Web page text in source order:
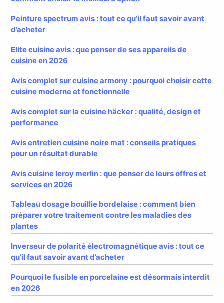
Peinture spectrum avis : tout ce qu’il faut savoir avant
d’acheter
Elite cuisine avis : que penser de ses appareils de
cuisine en 2026
Avis complet sur cuisine armony : pourquoi choisir cette
cuisine moderne et fonctionnelle
Avis complet sur la cuisine häcker : qualité, design et
performance
Avis entretien cuisine noire mat : conseils pratiques
pour un résultat durable
Avis cuisine leroy merlin : que penser de leurs offres et
services en 2026
Tableau dosage bouillie bordelaise : comment bien
préparer votre traitement contre les maladies des
plantes
Inverseur de polarité électromagnétique avis : tout ce
qu’il faut savoir avant d’acheter
Pourquoi le fusible en porcelaine est désormais interdit
en 2026